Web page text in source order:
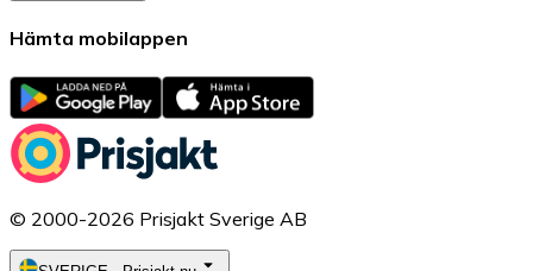
Hämta mobilappen
© 2000-2026 Prisjakt Sverige AB